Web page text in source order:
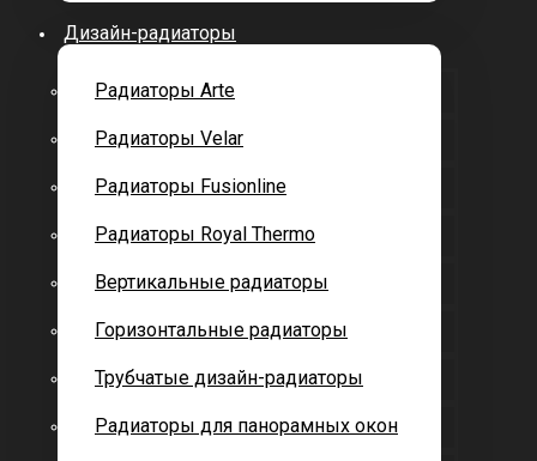
Дизайн-радиаторы
Радиаторы Arte
Радиаторы Velar
Радиаторы Fusionline
Радиаторы Royal Thermo
Вертикальные радиаторы
Горизонтальные радиаторы
Трубчатые дизайн-радиаторы
Радиаторы для панорамных окон